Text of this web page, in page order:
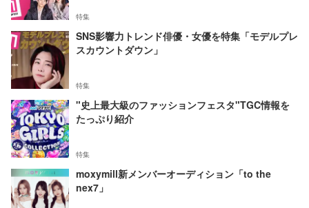
特集
SNS影響力トレンド俳優・女優を特集「モデルプレ
スカウントダウン」
特集
"史上最大級のファッションフェスタ"TGC情報を
たっぷり紹介
特集
moxymill新メンバーオーディション「to the
nex7」